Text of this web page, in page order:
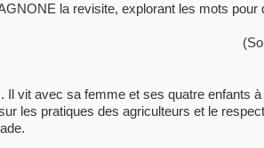
la revisite, explorant les mots pour
Il vit avec sa femme et ses quatre enfants
les pratiques des agriculteurs et le